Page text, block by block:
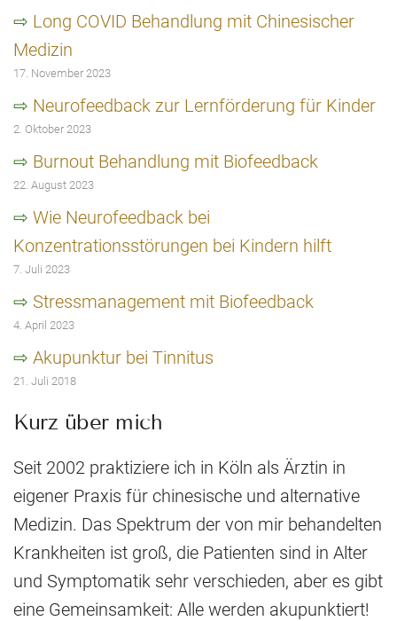
Long COVID Behandlung mit Chinesischer
Medizin
17. November 2023
Neurofeedback zur Lernförderung für Kinder
2. Oktober 2023
Burnout Behandlung mit Biofeedback
22. August 2023
Wie Neurofeedback bei
Konzentrationsstörungen bei Kindern hilft
7. Juli 2023
Stressmanagement mit Biofeedback
4. April 2023
Akupunktur bei Tinnitus
21. Juli 2018
Kurz über mich
Seit 2002 praktiziere ich in Köln als Ärztin in
eigener Praxis für chinesische und alternative
Medizin. Das Spektrum der von mir behandelten
Krankheiten ist groß, die Patienten sind in Alter
und Symptomatik sehr verschieden, aber es gibt
eine Gemeinsamkeit: Alle werden akupunktiert!